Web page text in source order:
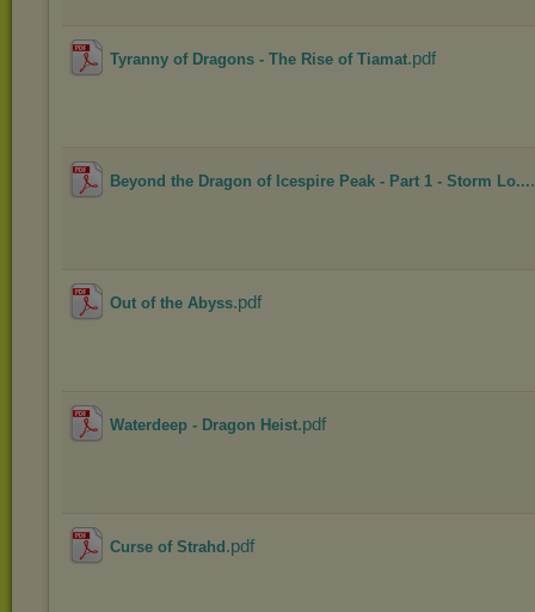
Tyranny of Dragons - The Rise of Tiamat.pdf
Beyond the Dragon of Icespire Peak - Part 1 - Storm Lo...
Out of the Abyss.pdf
Waterdeep - Dragon Heist.pdf
Curse of Strahd .pdf